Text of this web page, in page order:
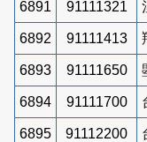
6891 91111321
6892 91111413
6893 91111650
6894 91111700
6895 91112200